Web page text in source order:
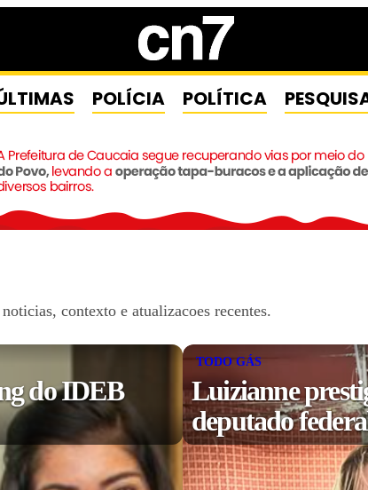
POLÍCIA POLÍTICA
contexto e atualizacoes recentes.
do IDEB
TODO GÁS
Luizianne
deputado